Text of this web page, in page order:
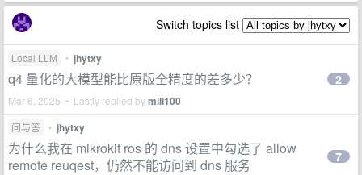
Switch topics list
Local LLM • jhytxy
q4 量化的大模型能比原版全精度的差多少？
Mar 6, 2025 • Lastly replied bymili100
2
问与答 • jhytxy
为什么我在 mikrokit ros 的 dns 设置中勾选了 allow
remote reuqest，仍然不能访问到 dns 服务
7